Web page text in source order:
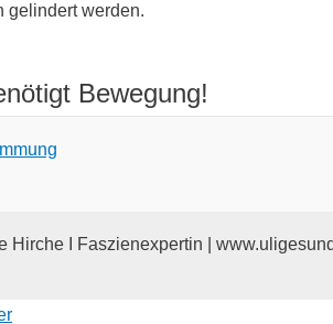
gelindert werden.
Bewegung!
Hirche I Faszienexpertin |